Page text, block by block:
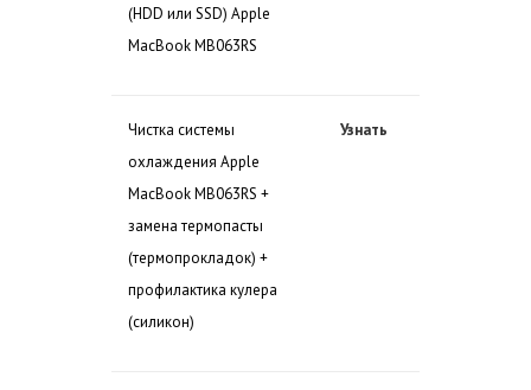
(HDD или SSD) Apple
MacBook MB063RS
Чистка системы
охлаждения Apple
MacBook MB063RS +
замена термопасты
(термопрокладок) +
профилактика кулера
(силикон)
Узнать